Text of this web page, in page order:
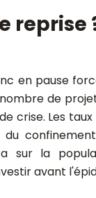
reprise
en pause
de
crise. Les
sur la
avant